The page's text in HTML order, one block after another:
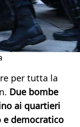
per tutta la
Due bombe
ai quartieri
democratico